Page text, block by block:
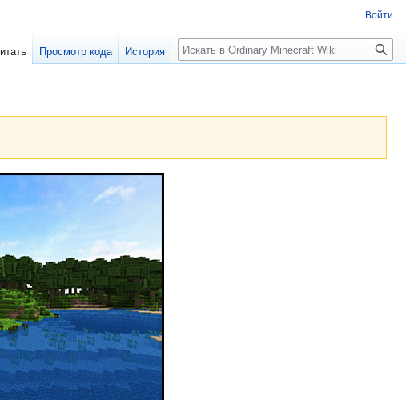
Войти
Просмотр кода История Поиск